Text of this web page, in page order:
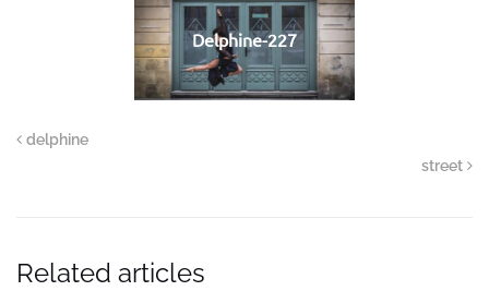
Delphine-227
delphine
street
Related articles